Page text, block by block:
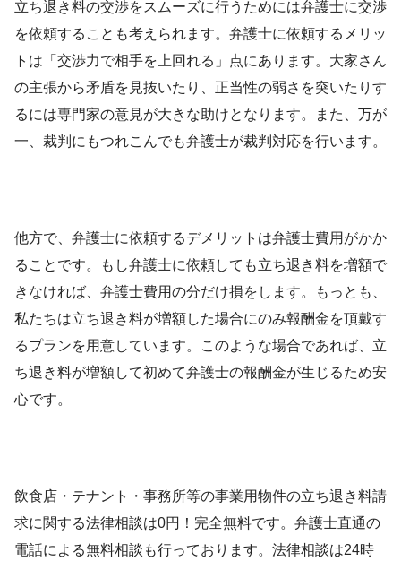
立ち退き料の交渉をスムーズに行うためには弁護士に交渉
を依頼することも考えられます。弁護士に依頼するメリッ
トは「交渉力で相手を上回れる」点にあります。大家さん
の主張から矛盾を見抜いたり、正当性の弱さを突いたりす
るには専門家の意見が大きな助けとなります。また、万が
一、裁判にもつれこんでも弁護士が裁判対応を行います。
他方で、弁護士に依頼するデメリットは弁護士費用がかか
ることです。もし弁護士に依頼しても立ち退き料を増額で
きなければ、弁護士費用の分だけ損をします。もっとも、
私たちは立ち退き料が増額した場合にのみ報酬金を頂戴す
るプランを用意しています。このような場合であれば、立
ち退き料が増額して初めて弁護士の報酬金が生じるため安
心です。
飲食店・テナント・事務所等の事業用物件の立ち退き料請
求に関する法律相談は0円！完全無料です。弁護士直通の
電話による無料相談も行っております。法律相談は24時